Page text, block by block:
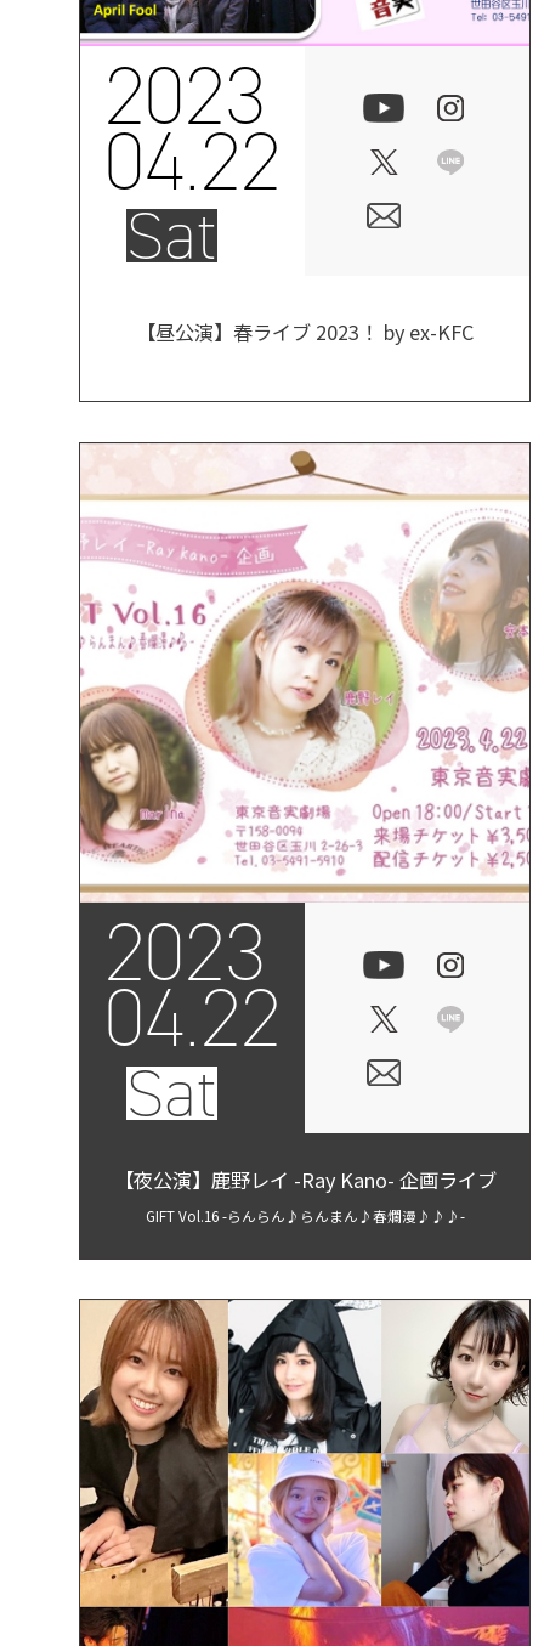
2023
04.22
Sat
【昼公演】春ライブ 2023！ by ex-KFC
2023
04.22
Sat
【夜公演】鹿野レイ -Ray Kano- 企画ライブ
GIFT Vol.16 -らんらん♪らんまん♪春爛漫♪♪♪-